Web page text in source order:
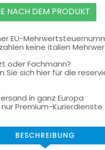
NACH DEM PRODUKT
EU-
keine italien
oder Fachmann?
Sie sich hier für die
in ganz Europa
Premium-Kurierdienste
BESCHREIBUNG